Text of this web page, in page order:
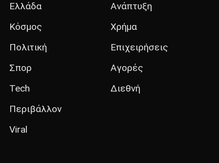
Ελλάδα
Κόσμος
Πολιτική
Σπορ
Tech
Περιβάλλον
Viral
Ανάπτυξη
Χρήμα
Επιχειρήσεις
Αγορές
Διεθνή